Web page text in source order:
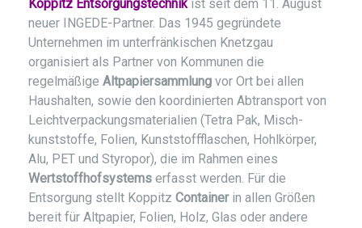
Koppitz Entsorgungstechnikist seit dem 11. August
neuer INGEDE-Partner. Das 1945 gegründete
Unternehmen im unterfränkischen Knetzgau
organisiert als Partner von Kommunen die
regelmäßige Altpapier­sammlung vor Ort bei allen
Haushalten, sowie den koordinierten Abtransport von
Leicht­verpackungsmaterialien (Tetra Pak, Misch­
kunststoffe, Folien, Kunststoffflaschen, Hohlkörper,
Alu, PET und Styropor), die im Rahmen eines
Wertstoffhofsystems erfasst werden. Für die
Entsorgung stellt Koppitz Containerin allen Größen
bereit für Altpapier, Folien, Holz, Glas oder andere